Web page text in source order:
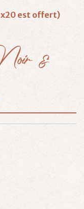
est offert)
&